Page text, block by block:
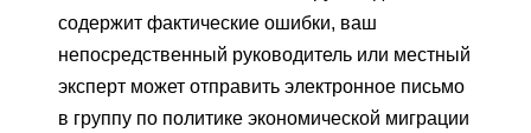
содержит фактические ошибки, ваш
непосредственный руководитель или местный
эксперт может отправить электронное письмо
в группу по политике экономической миграции